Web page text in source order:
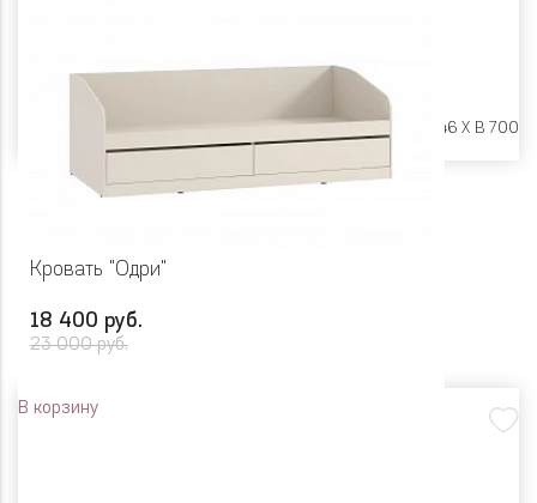
Ш 1942 X Г 846 X В 700
Кровать "Одри"
18 400 руб.
23 000 руб.
В корзину